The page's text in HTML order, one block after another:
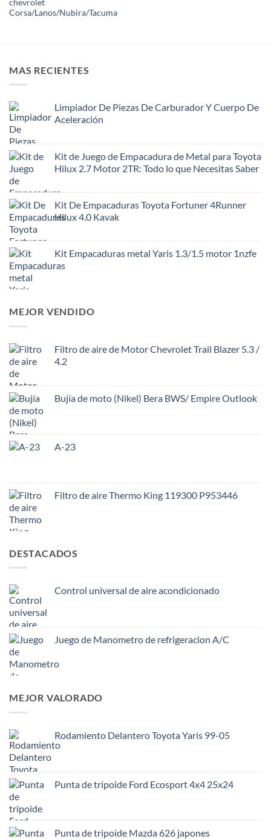
chevrolet
Corsa/Lanos/Nubira/Tacuma
MAS RECIENTES
Limpiador De Piezas De Carburador Y Cuerpo De
Aceleración
Kit de Juego de Empacadura de Metal para Toyota
Hilux 2.7 Motor 2TR: Todo lo que Necesitas Saber
Kit De Empacaduras Toyota Fortuner 4Runner
Hilux 4.0 Kavak
Kit Empacaduras metal Yaris 1.3/1.5 motor 1nzfe
MEJOR VENDIDO
Filtro de aire de Motor Chevrolet Trail Blazer 5.3 /
4.2
Bujía de moto (Nikel) Bera BWS/ Empire Outlook
A-23
Filtro de aire Thermo King 119300 P953446
DESTACADOS
Control universal de aire acondicionado
Juego de Manometro de refrigeracion A/C
MEJOR VALORADO
Rodamiento Delantero Toyota Yaris 99-05
Punta de tripoide Ford Ecosport 4x4 25x24
Punta de tripoide Mazda 626 japones